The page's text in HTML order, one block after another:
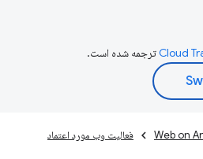
ترجمه شده است.
Web on فعالیت وب مورد اعتماد